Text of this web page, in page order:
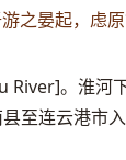
之晏起，虑
River]。淮河
至连云港市